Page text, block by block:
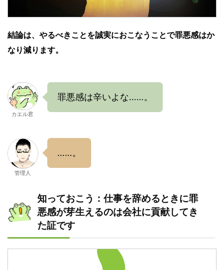
結論は、やるべきことを誠実におこなうことで罪悪感はか
なり減ります。
カエル君
罪悪感は辛いよな……。
管理人
……。
知っておこう：仕事を辞めるときに罪
悪感が芽生えるのは会社に貢献してき
た証です